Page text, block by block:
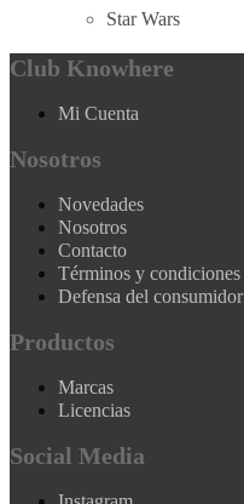
Star Wars
Club Knowhere
Mi Cuenta
Nosotros
Novedades
Nosotros
Contacto
Términos y condiciones
Defensa del consumidor
Productos
Marcas
Licencias
Social Media